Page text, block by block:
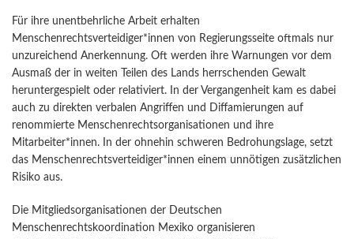
Für ihre unentbehrliche Arbeit erhalten
Menschenrechtsverteidiger*innen von Regierungsseite oftmals nur
unzureichend Anerkennung. Oft werden ihre Warnungen vor dem
Ausmaß der in weiten Teilen des Lands herrschenden Gewalt
heruntergespielt oder relativiert. In der Vergangenheit kam es dabei
auch zu direkten verbalen Angriffen und Diffamierungen auf
renommierte Menschenrechtsorganisationen und ihre
Mitarbeiter*innen. In der ohnehin schweren Bedrohungslage, setzt
das Menschenrechtsverteidiger*innen einem unnötigen zusätzlichen
Risiko aus.
Die Mitgliedsorganisationen der Deutschen
Menschenrechtskoordination Mexiko organisieren